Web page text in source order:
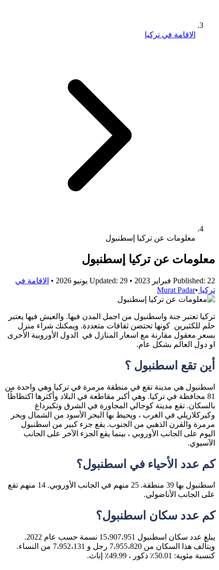
الاقامة في تركيا
معلومات عن تركيا إسطنبول
معلومات عن تركيا إسطنبول
Published: 22 فبراير 2023 • Updated: 29 يونيو 2026 • الاقامة في
تركيا •
Murat Padar
تركيا تعتبر جنة واسطنبول من اجمل المدن فيها. والعيش فيها يعتبر
حلم للكثيرين كونها تحتضن ثقافات متعددة. ويمكنك شراء منزل
بسعر معقول مقارنة مع اسعار المنازل في الدول الأوروبية الأخرى
او دول العالم بشكل عام.
أين تقع اسطنبول ؟
اسطنبول هي مدينة تقع في منطقة مرمرة في تركيا وهي واحدة من
81 محافظة في تركيا. وهي أكبر مقاطعة في البلاد وأكثرها اكتظاظًا
بالسكان. تقع مدينة كوجالي المجاورة في الشرق وتكيرداغ
وكيركلاريلي في الغرب ، ويحيط بها البحر الأسود من الشمال وبحر
مرمرة والقرن الذهبي من الجنوب. يقع جزء كبير من اسطنبول
اليوم على الجانب الأوروبي ، بينما يقع الجزء الآخر على الجانب
الآسيوي.
كم عدد الأحياء في اسطنبول؟
اسطنبول بها 39 منطقة. 25 منهم في الجانب الأوروبي. 14 منهم تقع
على الجانب الأناضولي.
كم عدد سكان اسطنبول؟
يبلغ عدد سكان اسطنبول 15،907،951 نسمة حسب عام 2022.
ويتألف هذا السكان من 7،955،820 رجل و 7،952،131 من النساء.
كنسبة مئوية: 50.01٪ ذكور ، 49.99٪ إناث.